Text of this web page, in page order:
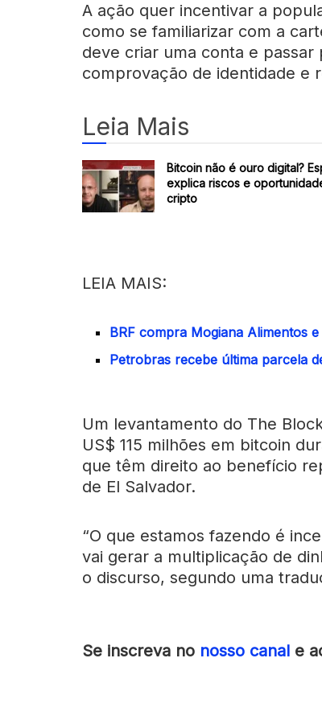
A ação quer incentivar a
como se familiarizar com a
deve criar uma conta e
comprovação de identidade e
Leia Mais
Bitcoin não é ouro digital?
explica riscos e
cripto
LEIA MAIS:
BRF compra Mogiana Alimentos
Petrobras recebe última parcela
Um levantamento do The
US$ 115 milhões em bitcoin
que têm direito ao benefício
de El Salvador.
“O que estamos fazendo é
vai gerar a multiplicação de
o discurso, segundo uma
Se inscreva no nosso canal e